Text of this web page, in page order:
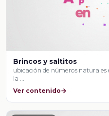
Brincos y saltitos
ubicación de números
la …
Ver contenido